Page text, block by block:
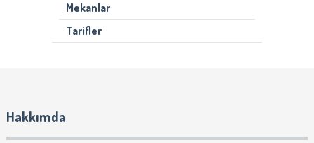
Mekanlar
Tarifler
Hakkımda